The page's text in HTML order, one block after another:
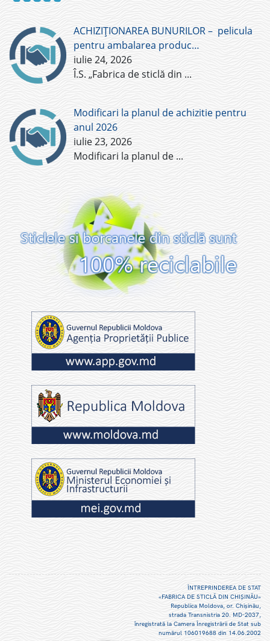
ACHIZIȚIONAREA BUNURILOR – pelicula
pentru ambalarea produc…
iulie 24, 2026
Î.S. „Fabrica de sticlă din ...
Modificari la planul de achizitie pentru
anul 2026
iulie 23, 2026
Modificari la planul de ...
ÎNTREPRINDEREA DE STAT
«FABRICA DE STICLĂ DIN CHIŞINĂU»
Republica Moldova, or. Chişinău,
strada Transnistria 20. MD-2037,
înregistrată la Camera Înregistrării de Stat sub
numărul 106019688 din 14.06.2002